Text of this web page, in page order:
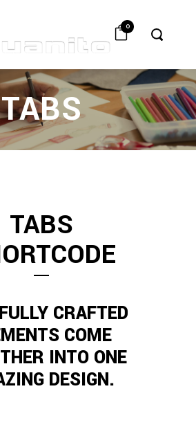
0
TABS
TABS
CRAFTED
COME
INTO ONE
DESIGN.